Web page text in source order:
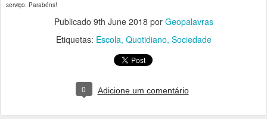
serviço. Parabéns!
Publicado 9th June 2018 por Geopalavras
Etiquetas: Escola Quotidiano Sociedade
0 Adicione um comentário